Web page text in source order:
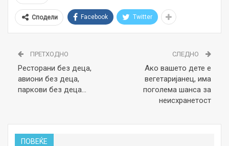
Сподели Facebook Twitter
ПРЕТХОДНО
Ресторани без деца,
авиони без деца,
паркови без деца…
СЛЕДНО
Ако вашето дете е
вегетаријанец, има
поголема шанса за
неисхранетост
ПОВЕЌЕ